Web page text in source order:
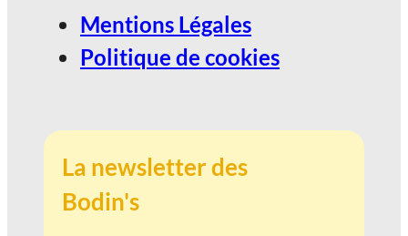
Mentions Légales
Politique de cookies
La newsletter des
Bodin's